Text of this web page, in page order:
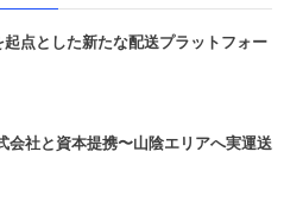
点とした新たな配送プラットフォー
社と資本提携〜山陰エリアへ実運送